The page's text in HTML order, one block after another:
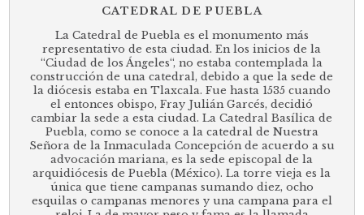
CATEDRAL DE PUEBLA
La Catedral de Puebla es el monumento más
representativo de esta ciudad. En los inicios de la
“Ciudad de los Ángeles“, no estaba contemplada la
construcción de una catedral, debido a que la sede de
la diócesis estaba en Tlaxcala. Fue hasta 1535 cuando
el entonces obispo, Fray Julián Garcés, decidió
cambiar la sede a esta ciudad. La Catedral Basílica de
Puebla, como se conoce a la catedral de Nuestra
Señora de la Inmaculada Concepción de acuerdo a su
advocación mariana, es la sede episcopal de la
arquidiócesis de Puebla (México). La torre vieja es la
única que tiene campanas sumando diez, ocho
esquilas o campanas menores y una campana para el